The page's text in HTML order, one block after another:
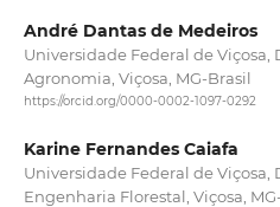
André Dantas de Medeiros
Universidade Federal de
Agronomia, Viçosa, MG-Brasil
https://orcid.org/0000-0002-1097-0292
Karine Fernandes Caiafa
Universidade Federal de
Engenharia Florestal, Viçosa,